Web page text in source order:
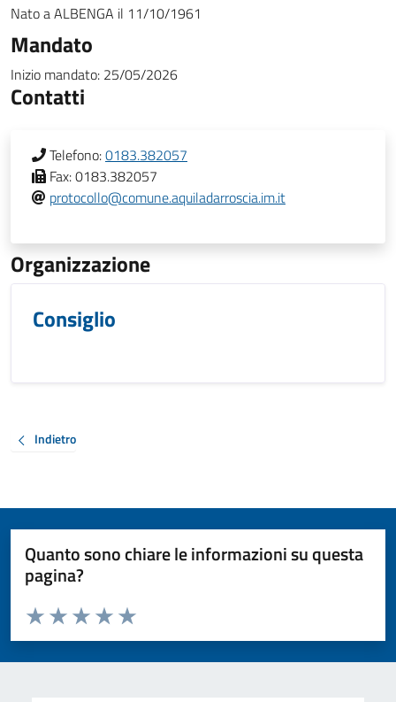
Nato aALBENGA il 11/10/1961
Mandato
Inizio mandato: 25/05/2026
Contatti
Telefono:0183.382057
Fax:0183.382057
protocollo@comune.aquiladarroscia.im.it
Organizzazione
Consiglio
Indietro
Quanto sono chiare le informazioni su questa
pagina?
Valuta da 1 a 5 stelle la pagina
Valuta 5 stelle su 5
Valuta 4 stelle su 5
Valuta 3 stelle su 5
Valuta 2 stelle su 5
Valuta 1 stelle su 5